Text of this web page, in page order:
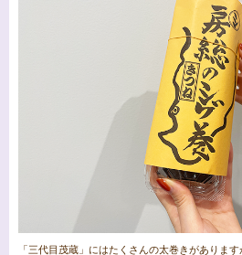
「三代目茂蔵」にはたくさんの太巻きがありま